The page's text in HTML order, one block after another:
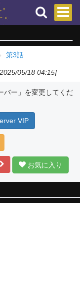
第3話
05/18 04:15]
バー」を変更してくだ
VIP
お気に入り